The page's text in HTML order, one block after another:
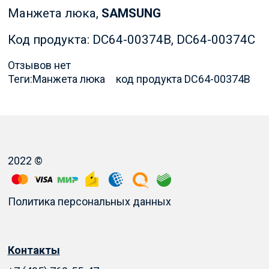
Манжета люка, SAMSUNG
Код продукта: DC64-00374B, DC64-00374C
Отзывов нет
Теги:Манжета люка код продукта DC64-00374B
2022 ©
Политика персональных данных
Контакты